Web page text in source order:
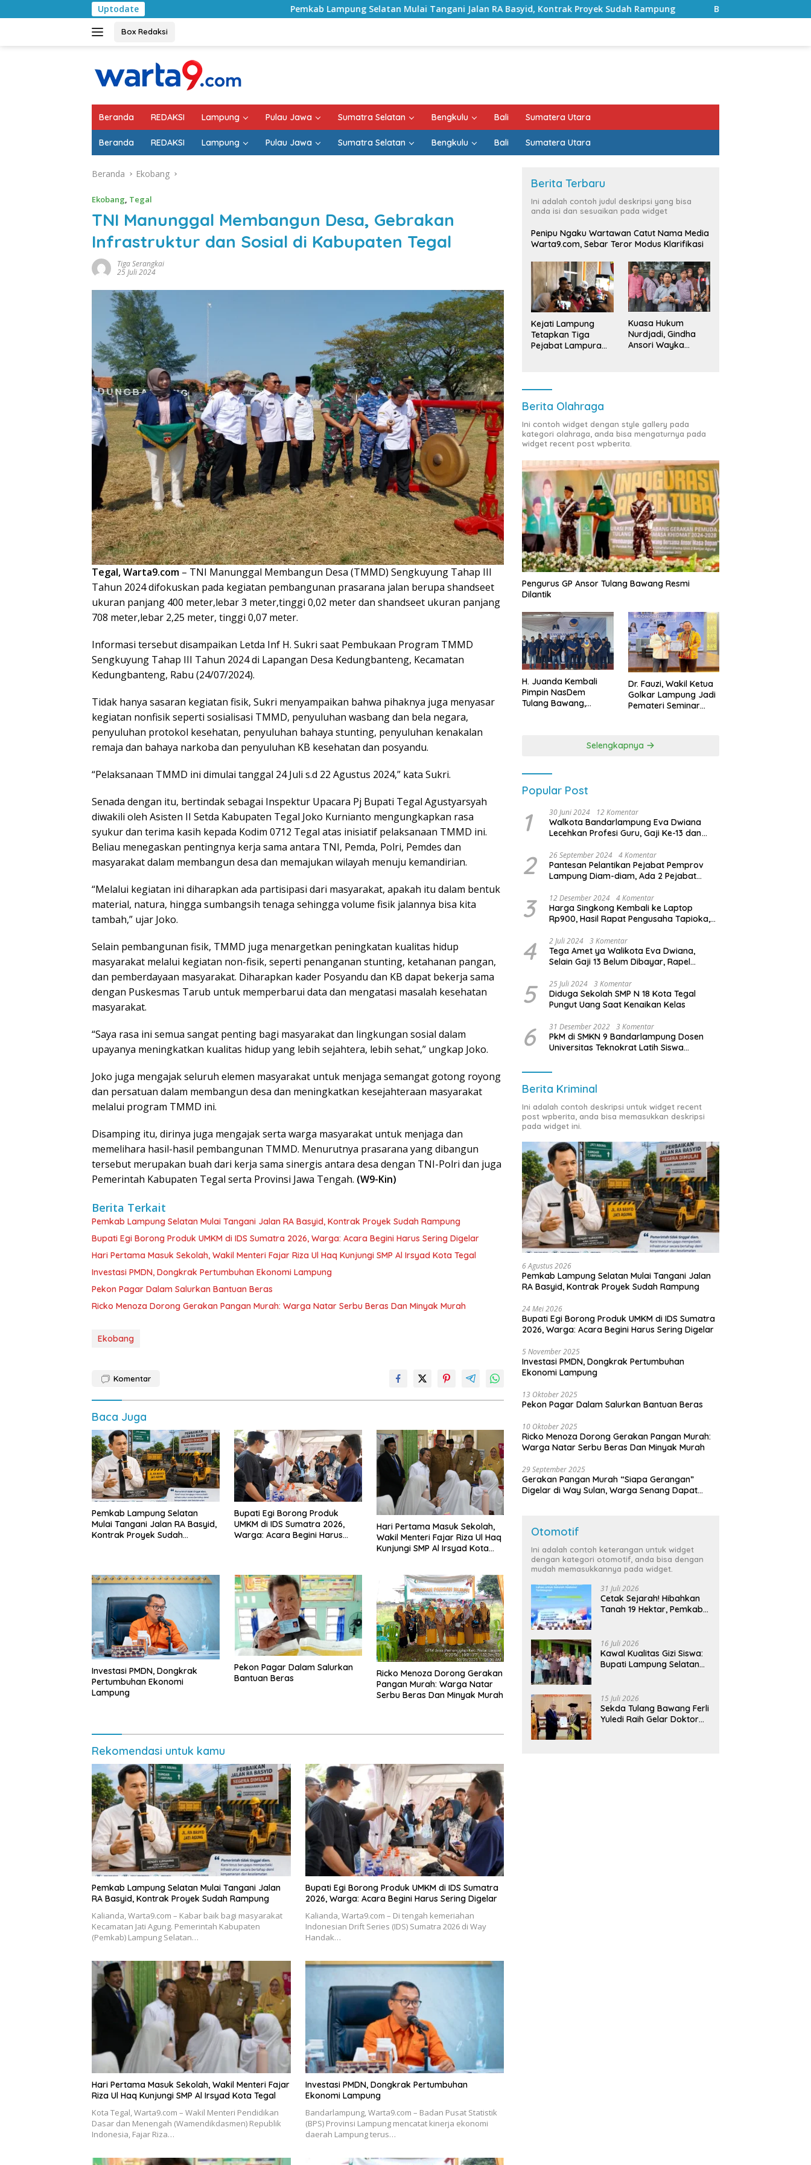
ke
Uptodate Pemkab Lampung Selatan Mulai Tangani Jalan RA Basyid, Kontrak Proyek Sudah Rampung Bulan Kemerdekaan, Bupati Lampung Selatan
Box Redaksi
Beranda REDAKSI Lampung Pulau Jawa Sumatra Selatan Bengkulu Bali Sumatera Utara
Beranda REDAKSI Lampung Pulau Jawa Sumatra Selatan Bengkulu Bali Sumatera Utara
Beranda Ekobang
Ekobang, Tegal
TNI Manunggal Membangun Desa, Gebrakan
Infrastruktur dan Sosial di Kabupaten Tegal
Tiga Serangkai
25 Juli 2024
Tegal, Warta9.com – TNI Manunggal Membangun Desa (TMMD) Sengkuyung Tahap III
Tahun 2024 difokuskan pada kegiatan pembangunan prasarana jalan berupa shandseet
ukuran panjang 400 meter,lebar 3 meter,tinggi 0,02 meter dan shandseet ukuran panjang
708 meter,lebar 2,25 meter, tinggi 0,07 meter.
Informasi tersebut disampaikan Letda Inf H. Sukri saat Pembukaan Program TMMD
Sengkuyung Tahap III Tahun 2024 di Lapangan Desa Kedungbanteng, Kecamatan
Kedungbanteng, Rabu (24/07/2024).
Tidak hanya sasaran kegiatan fisik, Sukri menyampaikan bahwa pihaknya juga menyasar
kegiatan nonfisik seperti sosialisasi TMMD, penyuluhan wasbang dan bela negara,
penyuluhan protokol kesehatan, penyuluhan bahaya stunting, penyuluhan kenakalan
remaja dan bahaya narkoba dan penyuluhan KB kesehatan dan posyandu.
“Pelaksanaan TMMD ini dimulai tanggal 24 Juli s.d 22 Agustus 2024,” kata Sukri.
Senada dengan itu, bertindak sebagai Inspektur Upacara Pj Bupati Tegal Agustyarsyah
diwakili oleh Asisten II Setda Kabupaten Tegal Joko Kurnianto mengungkapkan rasa
syukur dan terima kasih kepada Kodim 0712 Tegal atas inisiatif pelaksanaan TMMD ini.
Beliau menegaskan pentingnya kerja sama antara TNI, Pemda, Polri, Pemdes dan
masyarakat dalam membangun desa dan memajukan wilayah menuju kemandirian.
“Melalui kegiatan ini diharapkan ada partisipasi dari masyarakat, apakah itu dalam bentuk
material, natura, hingga sumbangsih tenaga sehingga volume fisik jalannya bisa kita
tambah,” ujar Joko.
Selain pembangunan fisik, TMMD juga menargetkan peningkatan kualitas hidup
masyarakat melalui kegiatan non-fisik, seperti penanganan stunting, ketahanan pangan,
dan pemberdayaan masyarakat. Diharapkan kader Posyandu dan KB dapat bekerja sama
dengan Puskesmas Tarub untuk memperbarui data dan mengatasi masalah kesehatan
masyarakat.
“Saya rasa ini semua sangat penting bagi masyarakat dan lingkungan sosial dalam
upayanya meningkatkan kualitas hidup yang lebih sejahtera, lebih sehat,” ungkap Joko.
Joko juga mengajak seluruh elemen masyarakat untuk menjaga semangat gotong royong
dan persatuan dalam membangun desa dan meningkatkan kesejahteraan masyarakat
melalui program TMMD ini.
Disamping itu, dirinya juga mengajak serta warga masyarakat untuk menjaga dan
memelihara hasil-hasil pembangunan TMMD. Menurutnya prasarana yang dibangun
tersebut merupakan buah dari kerja sama sinergis antara desa dengan TNI-Polri dan juga
Pemerintah Kabupaten Tegal serta Provinsi Jawa Tengah. (W9-Kin)
Berita Terkait
Pemkab Lampung Selatan Mulai Tangani Jalan RA Basyid, Kontrak Proyek Sudah Rampung
Bupati Egi Borong Produk UMKM di IDS Sumatra 2026, Warga: Acara Begini Harus Sering Digelar
Hari Pertama Masuk Sekolah, Wakil Menteri Fajar Riza Ul Haq Kunjungi SMP Al Irsyad Kota Tegal
Investasi PMDN, Dongkrak Pertumbuhan Ekonomi Lampung
Pekon Pagar Dalam Salurkan Bantuan Beras
Ricko Menoza Dorong Gerakan Pangan Murah: Warga Natar Serbu Beras Dan Minyak Murah
Ekobang
Komentar
Baca Juga
Pemkab Lampung Selatan
Mulai Tangani Jalan RA Basyid,
Kontrak Proyek Sudah
Bupati Egi Borong Produk
UMKM di IDS Sumatra 2026,
Warga: Acara Begini Harus
Hari Pertama Masuk Sekolah,
Wakil Menteri Fajar Riza Ul Haq
Kunjungi SMP Al Irsyad Kota
Investasi PMDN, Dongkrak
Pertumbuhan Ekonomi
Lampung
Pekon Pagar Dalam Salurkan
Bantuan Beras
Ricko Menoza Dorong Gerakan
Pangan Murah: Warga Natar
Serbu Beras Dan Minyak Murah
Rekomendasi untuk kamu
Pemkab Lampung Selatan Mulai Tangani Jalan
RA Basyid, Kontrak Proyek Sudah Rampung
Kalianda, Warta9.com – Kabar baik bagi masyarakat
Kecamatan Jati Agung. Pemerintah Kabupaten
(Pemkab) Lampung Selatan…
Bupati Egi Borong Produk UMKM di IDS Sumatra
2026, Warga: Acara Begini Harus Sering Digelar
Kalianda, Warta9.com – Di tengah kemeriahan
Indonesian Drift Series (IDS) Sumatra 2026 di Way
Handak…
Hari Pertama Masuk Sekolah, Wakil Menteri Fajar
Riza Ul Haq Kunjungi SMP Al Irsyad Kota Tegal
Kota Tegal, Warta9.com – Wakil Menteri Pendidikan
Dasar dan Menengah (Wamendikdasmen) Republik
Indonesia, Fajar Riza…
Investasi PMDN, Dongkrak Pertumbuhan
Ekonomi Lampung
Bandarlampung, Warta9.com – Badan Pusat Statistik
(BPS) Provinsi Lampung mencatat kinerja ekonomi
daerah Lampung terus…
Berita Terbaru
Ini adalah contoh judul deskripsi yang bisa
anda isi dan sesuaikan pada widget
Penipu Ngaku Wartawan Catut Nama Media
Warta9.com, Sebar Teror Modus Klarifikasi
Kejati Lampung
Tetapkan Tiga
Pejabat Lampura
Kuasa Hukum
Nurdjadi, Gindha
Ansori Wayka
Berita Olahraga
Ini contoh widget dengan style gallery pada
kategori olahraga, anda bisa mengaturnya pada
widget recent post wpberita.
Pengurus GP Ansor Tulang Bawang Resmi
Dilantik
H. Juanda Kembali
Pimpin NasDem
Tulang Bawang,
Dr. Fauzi, Wakil Ketua
Golkar Lampung Jadi
Pemateri Seminar
Kebangsaan
Selengkapnya
Popular Post
1 30 Juni 2024 12 Komentar
Walkota Bandarlampung Eva Dwiana
Lecehkan Profesi Guru, Gaji Ke-13 dan
2 26 September 2024 4 Komentar
Pantesan Pelantikan Pejabat Pemprov
Lampung Diam-diam, Ada 2 Pejabat
3 12 Desember 2024 4 Komentar
Harga Singkong Kembali ke Laptop
Rp900, Hasil Rapat Pengusaha Tapioka,
Lampung
4 2 Juli 2024 3 Komentar
Tega Amet ya Walikota Eva Dwiana,
Selain Gaji 13 Belum Dibayar, Rapel
Dibayar
5 25 Juli 2024 3 Komentar
Diduga Sekolah SMP N 18 Kota Tegal
Pungut Uang Saat Kenaikan Kelas
6 31 Desember 2022 3 Komentar
PkM di SMKN 9 Bandarlampung Dosen
Universitas Teknokrat Latih Siswa
Berita Kriminal
Ini adalah contoh deskripsi untuk widget recent
post wpberita, anda bisa memasukkan deskripsi
pada widget ini.
6 Agustus 2026
Pemkab Lampung Selatan Mulai Tangani Jalan
RA Basyid, Kontrak Proyek Sudah Rampung
24 Mei 2026
Bupati Egi Borong Produk UMKM di IDS Sumatra
2026, Warga: Acara Begini Harus Sering Digelar
5 November 2025
Investasi PMDN, Dongkrak Pertumbuhan
Ekonomi Lampung
13 Oktober 2025
Pekon Pagar Dalam Salurkan Bantuan Beras
10 Oktober 2025
Ricko Menoza Dorong Gerakan Pangan Murah:
Warga Natar Serbu Beras Dan Minyak Murah
29 September 2025
Gerakan Pangan Murah “Siapa Gerangan”
Digelar di Way Sulan, Warga Senang Dapat
Otomotif
Ini adalah contoh keterangan untuk widget
dengan kategori otomotif, anda bisa dengan
mudah memasukkannya pada widget.
31 Juli 2026
Cetak Sejarah! Hibahkan
Tanah 19 Hektar, Pemkab
Terintegrasi Pertama di
Lampung
16 Juli 2026
Kawal Kualitas Gizi Siswa:
Bupati Lampung Selatan
Bergizi Gratis di Natar
15 Juli 2026
Sekda Tulang Bawang Ferli
Yuledi Raih Gelar Doktor